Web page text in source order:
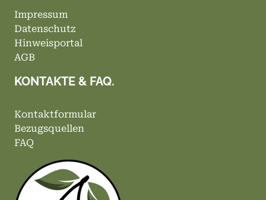
Impressum
Datenschutz
Hinweisportal
AGB
KONTAKTE & FAQ.
Kontaktformular
Bezugsquellen
FAQ